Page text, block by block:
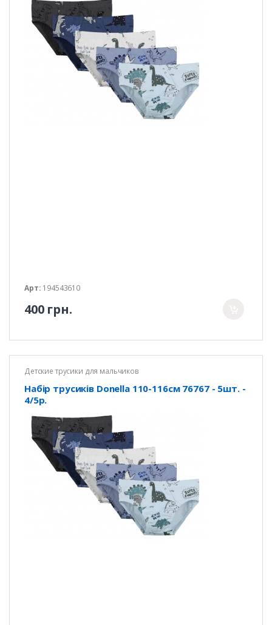
Арт: 194543610
400 грн.
Детские трусики для мальчиков
Набір трусиків Donella 110-116см 76767 - 5шт. -
4/5р.